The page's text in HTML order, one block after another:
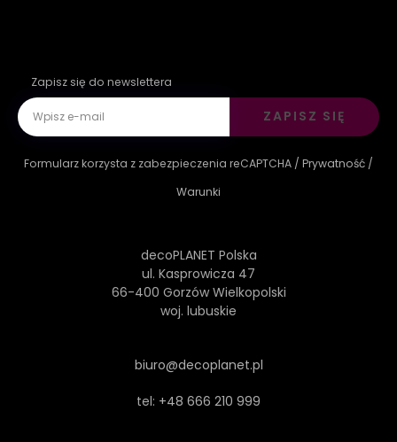
Zapisz się do newslettera
ZAPISZ SIĘ
Formularz korzysta z zabezpieczenia reCAPTCHA / Prywatność /
Warunki
decoPLANET Polska
ul. Kasprowicza 47
66-400 Gorzów Wielkopolski
woj. lubuskie
biuro@decoplanet.pl
tel: +48 666 210 999